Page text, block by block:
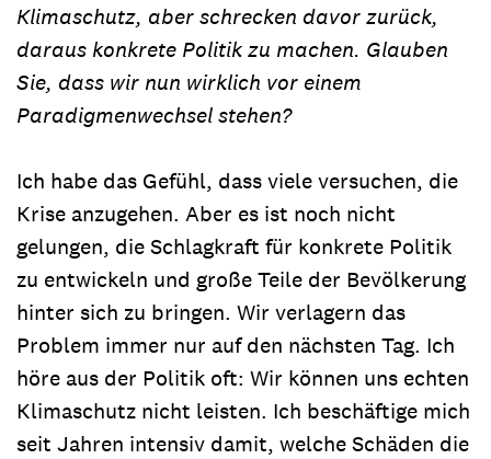
Klimaschutz, aber schrecken davor zurück,
daraus konkrete Politik zu machen. Glauben
Sie, dass wir nun wirklich vor einem
Paradigmenwechsel stehen?
Ich habe das Gefühl, dass viele versuchen, die
Krise anzugehen. Aber es ist noch nicht
gelungen, die Schlagkraft für konkrete Politik
zu entwickeln und große Teile der Bevölkerung
hinter sich zu bringen. Wir verlagern das
Problem immer nur auf den nächsten Tag. Ich
höre aus der Politik oft: Wir können uns echten
Klimaschutz nicht leisten. Ich beschäftige mich
seit Jahren intensiv damit, welche Schäden die